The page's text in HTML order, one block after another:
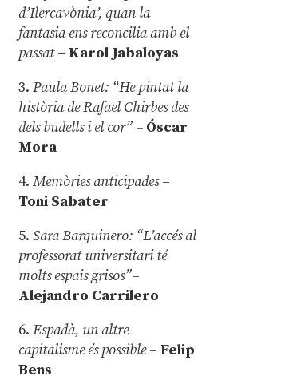
d’Ilercavònia’, quan la
fantasia ens reconcilia amb el
passat– Karol Jabaloyas
3.Paula Bonet: “He pintat la
història de Rafael Chirbes des
dels budells i el cor” – Óscar
Mora
4.Memòries anticipades–
Toni Sabater
5.Sara Barquinero: “L’accés al
professorat universitari té
molts espais grisos”–
Alejandro Carrilero
6.Espadà, un altre
capitalisme és possible – Felip
Bens